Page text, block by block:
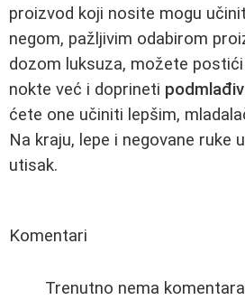
proizvod koji nosite mogu
negom, pažljivim odabirom
dozom luksuza, možete
nokte već i doprineti
ćete one učiniti lepšim,
Na kraju, lepe i negovane ruke
utisak.
Komentari
Trenutno nema